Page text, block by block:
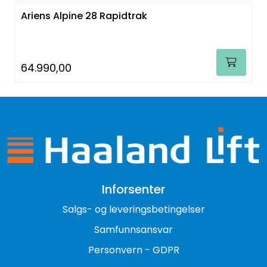
Ariens Alpine 28 Rapidtrak
64.990,00
Inforsenter
Salgs- og leveringsbetingelser
Samfunnsansvar
Personvern - GDPR